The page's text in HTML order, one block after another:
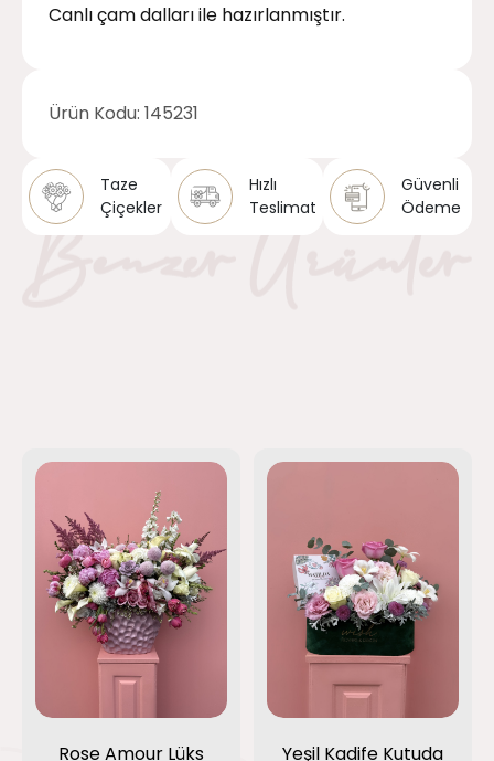
Canlı çam dalları ile hazırlanmıştır.
Ürün Kodu: 145231
Taze
Çiçekler
Hızlı
Teslimat
Güvenli
Ödeme
Rose Amour Lüks Yeşil Kadife Kutuda